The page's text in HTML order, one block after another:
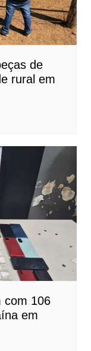
de
rural em
com 106
em